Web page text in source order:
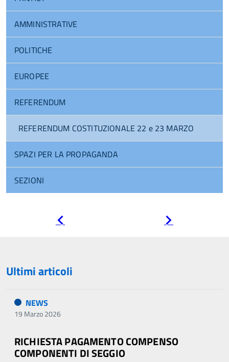
AMMINISTRATIVE
POLITICHE
EUROPEE
REFERENDUM
REFERENDUM COSTITUZIONALE 22 e 23 MARZO
SPAZI PER LA PROPAGANDA
SEZIONI
Ultimi articoli
NEWS
19 Marzo 2026
RICHIESTA PAGAMENTO COMPENSO
COMPONENTI DI SEGGIO